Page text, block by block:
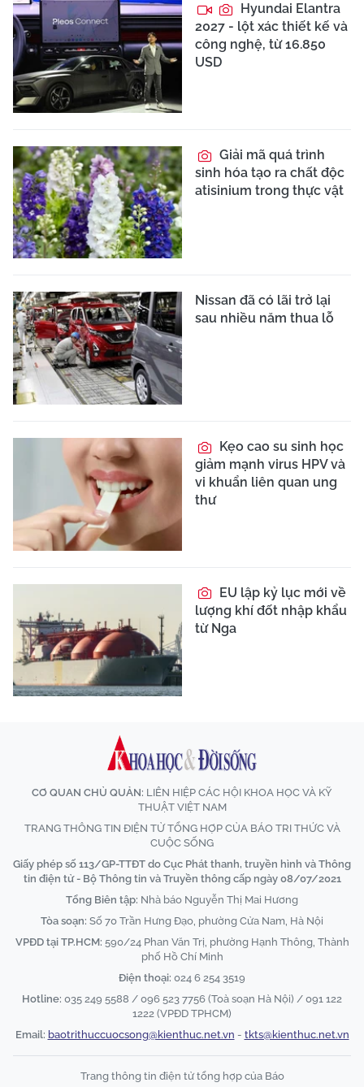
Hyundai Elantra
2027 - lột xác thiết kế và
công nghệ, từ 16.850
USD
Giải mã quá trình
sinh hóa tạo ra chất độc
atisinium trong thực vật
Nissan đã có lãi trở lại
sau nhiều năm thua lỗ
Kẹo cao su sinh học
giảm mạnh virus HPV và
vi khuẩn liên quan ung
thư
EU lập kỷ lục mới về
lượng khí đốt nhập khẩu
từ Nga
CƠ QUAN CHỦ QUẢN: LIÊN HIỆP CÁC HỘI KHOA HỌC VÀ KỸ
THUẬT VIỆT NAM
TRANG THÔNG TIN ĐIỆN TỬ TỔNG HỢP CỦA BÁO TRI THỨC VÀ
CUỘC SỐNG
Giấy phép số 113/GP-TTĐT do Cục Phát thanh, truyền hình và Thông
tin điện tử - Bộ Thông tin và Truyền thông cấp ngày 08/07/2021
Tổng Biên tập: Nhà báo Nguyễn Thị Mai Hương
Tòa soạn: Số 70 Trần Hưng Đạo, phường Cửa Nam, Hà Nội
VPĐD tại TP.HCM: 590/24 Phan Văn Trị, phường Hạnh Thông, Thành
phố Hồ Chí Minh
Điện thoại: 024 6 254 3519
Hotline: 035 249 5588 / 096 523 7756 (Toà soạn Hà Nội) / 091 122
1222 (VPĐD TPHCM)
Email: baotrithuccuocsong@kienthuc.net.vn - tkts@kienthuc.net.vn
Trang thông tin điện tử tổng hợp của Báo